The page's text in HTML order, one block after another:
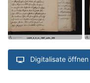
Digitalisate öffnen